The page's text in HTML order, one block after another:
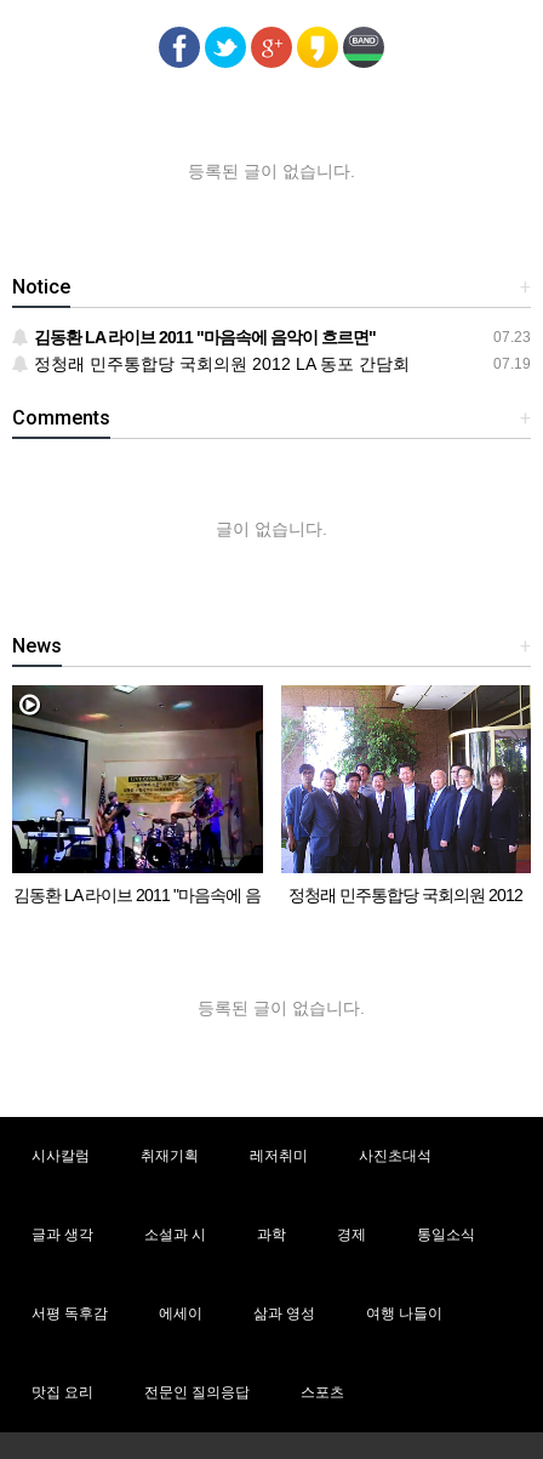
등록된 글이 없습니다.
+
Notice
07.23
김동환 LA 라이브 2011 "마음속에 음악이 흐르면"
07.19
정청래 민주통합당 국회의원 2012 LA 동포 간담회
+
Comments
글이 없습니다.
+
News
김동환 LA 라이브 2011 "마음속에 음
정청래 민주통합당 국회의원 2012
등록된 글이 없습니다.
시사칼럼 취재기획 레저취미 사진초대석
글과 생각 소설과 시 과학 경제 통일소식
서평 독후감 에세이 삶과 영성 여행 나들이
맛집 요리 전문인 질의응답 스포츠